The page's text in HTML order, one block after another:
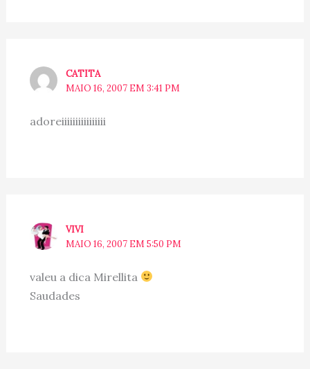
CATITA
MAIO 16, 2007 EM 3:41 PM
adoreiiiiiiiiiiiiiiii
VIVI
MAIO 16, 2007 EM 5:50 PM
valeu a dica Mirellita
Saudades